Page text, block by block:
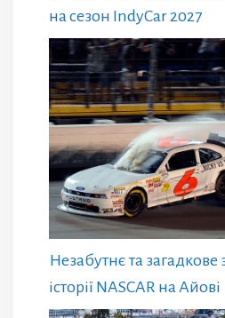
на сезон IndyCar 2027
Незабутнє та загадкове
історії NASCAR на Айові